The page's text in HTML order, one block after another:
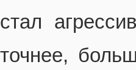
стал
точнее,